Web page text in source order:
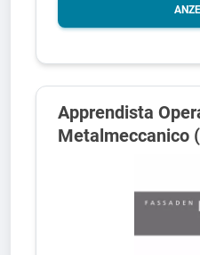
Apprendista
Metalmeccanico